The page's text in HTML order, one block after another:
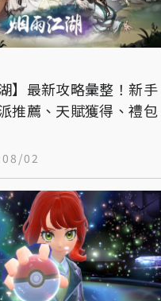
湖】最新攻略彙整！新手
推薦、天賦獲得、禮包
08/02